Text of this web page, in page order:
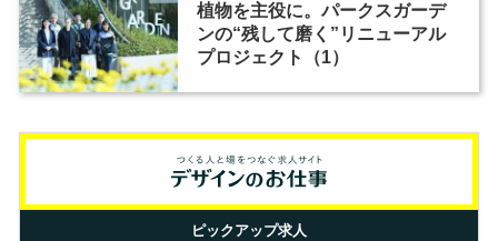
植物を主役に。パークスガーデ
ンの“残して磨く”リニューアル
プロジェクト（1）
ピックアップ求人